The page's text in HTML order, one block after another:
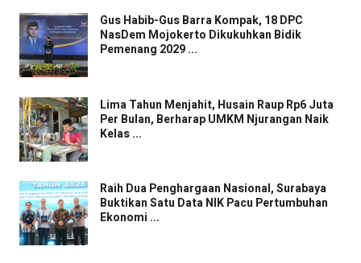
Gus Habib-Gus Barra Kompak, 18 DPC
NasDem Mojokerto Dikukuhkan Bidik
Pemenang 2029 ...
Lima Tahun Menjahit, Husain Raup Rp6 Juta
Per Bulan, Berharap UMKM Njurangan Naik
Kelas ...
Raih Dua Penghargaan Nasional, Surabaya
Buktikan Satu Data NIK Pacu Pertumbuhan
Ekonomi ...